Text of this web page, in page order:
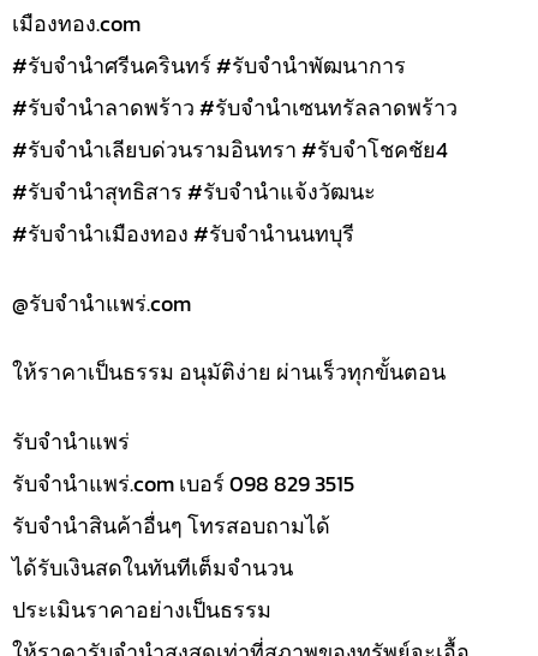
เมืองทอง.com
#รับจำนำศรีนครินทร์ #รับจำนำพัฒนาการ
#รับจำนำลาดพร้าว #รับจำนำเซนทรัลลาดพร้าว
#รับจำนำเลียบด่วนรามอินทรา #รับจำโชคชัย4
#รับจำนำสุทธิสาร #รับจำนำแจ้งวัฒนะ
#รับจำนำเมืองทอง #รับจำนำนนทบุรี
@รับจํานําแพร่.com
ให้ราคาเป็นธรรม อนุมัติง่าย ผ่านเร็วทุกขั้นตอน
รับจํานำแพร่
รับจํานําแพร่.com เบอร์ 098 829 3515
รับจำนำสินค้าอื่นๆ โทรสอบถามได้
ได้รับเงินสดในทันทีเต็มจำนวน
ประเมินราคาอย่างเป็นธรรม